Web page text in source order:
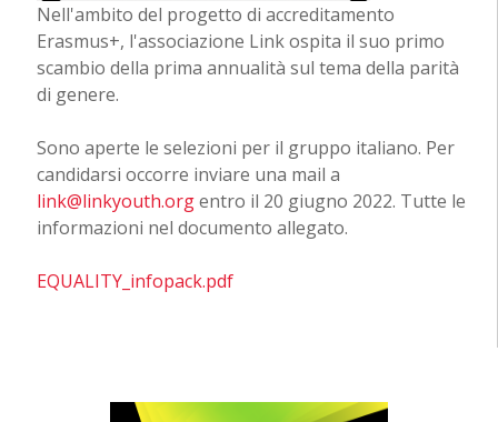
Nell'ambito del progetto di accreditamento
Erasmus+, l'associazione Link ospita il suo primo
scambio della prima annualità sul tema della parità
di genere.
Sono aperte le selezioni per il gruppo italiano. Per
candidarsi occorre inviare una mail a
link@linkyouth.orgentro il 20 giugno 2022. Tutte le
informazioni nel documento allegato.
EQUALITY_infopack.pdf